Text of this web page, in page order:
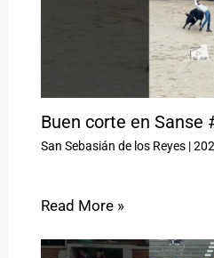
Buen corte en Sanse
San Sebasián de los Reyes|
Read More »